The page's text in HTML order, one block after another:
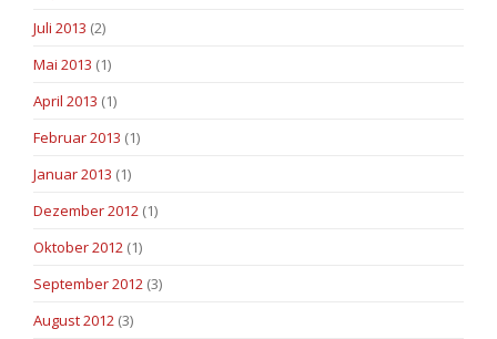
Juli 2013 (2)
Mai 2013 (1)
April 2013 (1)
Februar 2013 (1)
Januar 2013 (1)
Dezember 2012 (1)
Oktober 2012 (1)
September 2012 (3)
August 2012 (3)